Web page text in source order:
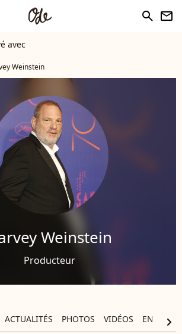
search newsletter
avec
Weinstein
Weinstein
Producteur
ACTUALITÉS PHOTOS VIDÉOS chevron_right